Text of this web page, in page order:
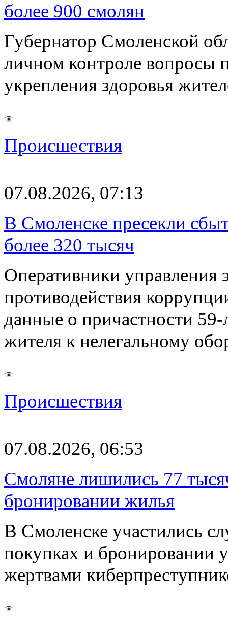
более 900 смолян
Губернатор Смоленской
личном контроле вопросы
укрепления здоровья
Происшествия
07.08.2026, 07:13
В Смоленске пресекли
более 320 тысяч
Оперативники управления
противодействия
данные о причастности 59-
жителя к нелегальному
Происшествия
07.08.2026, 06:53
Смоляне лишились 77
бронировании жилья
В Смоленске участились
покупках и бронировании
жертвами